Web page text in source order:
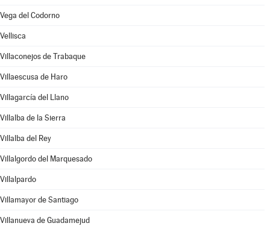
Vega del Codorno
Vellisca
Villaconejos de Trabaque
Villaescusa de Haro
Villagarcía del Llano
Villalba de la Sierra
Villalba del Rey
Villalgordo del Marquesado
Villalpardo
Villamayor de Santiago
Villanueva de Guadamejud